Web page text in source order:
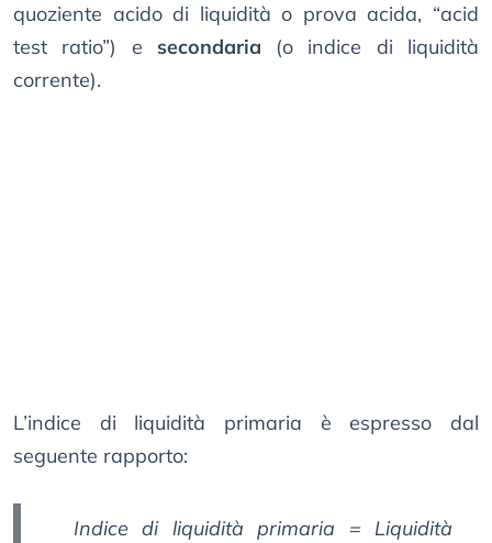
quoziente acido di liquidità o prova acida, “acid
test ratio”) e secondaria (o indice di liquidità
corrente).
L’indice di liquidità primaria è espresso dal
seguente rapporto:
Indice di liquidità primaria = Liquidità